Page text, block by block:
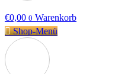
€0,00 0 Warenkorb
Shop-Menü